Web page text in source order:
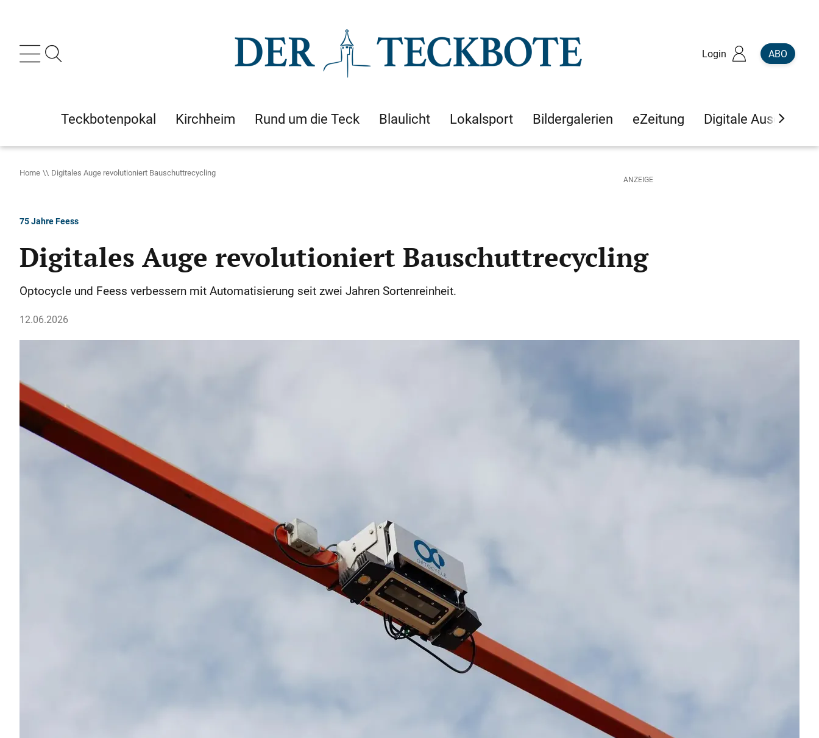
Login ABO
Teckbotenpokal Kirchheim Rund um die Teck Blaulicht Lokalsport Bildergalerien eZeitung Digitale Ausgaben
Home Digitales Auge revolutioniert Bauschuttrecycling
75 Jahre Feess
Digitales Auge revolutioniert Bauschuttrecycling
Optocycle und Feess verbessern mit Automatisierung seit zwei Jahren Sortenreinheit.
12.06.2026